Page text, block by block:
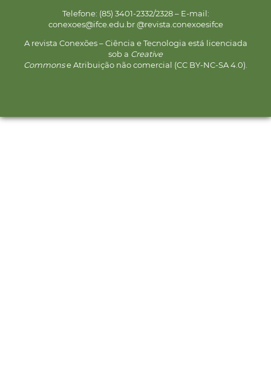
Telefone: (85) 3401-2332/2328 – E-mail:
conexoes@ifce.edu.br @revista.conexoesifce
A revista Conexões – Ciência e Tecnologia está licenciada
sob a Creative
Commonse Atribuição não comercial (CC BY-NC-SA 4.0).